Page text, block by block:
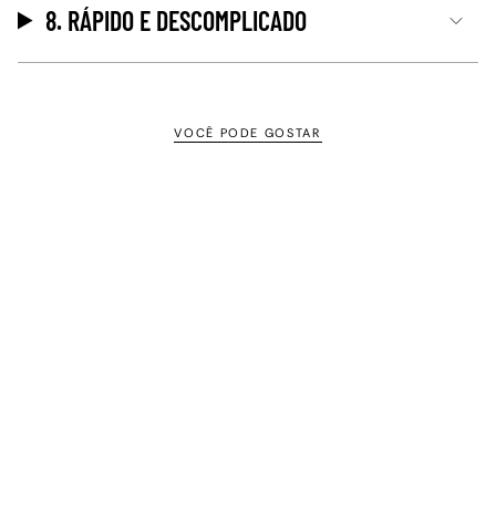
8. RÁPIDO E DESCOMPLICADO
VOCÊ PODE GOSTAR